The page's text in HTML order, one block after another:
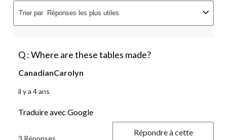
Trier par Réponses les plus utiles
Q : Where are these tables made?
CanadianCarolyn
il y a 4 ans
Traduire avec Google
3 Réponses
Répondre à cette